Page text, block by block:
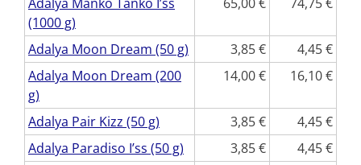
(1000 g)
Adalya Moon Dream (50 g) 3,85
4,45
Adalya Moon Dream (200
g)
14,00 16,10
Adalya Pair Kizz (50 g) 3,85
4,45
Adalya Paradiso I’ss (50 g)
3,85
4,45